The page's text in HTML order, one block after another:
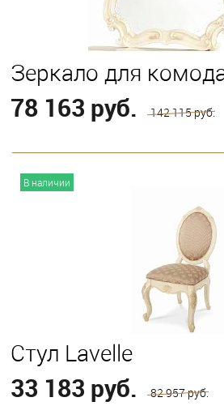
Зеркало для
78 163 руб. 142 115 руб.
В наличии
Стул Lavelle
33 183 руб. 82 957 руб.